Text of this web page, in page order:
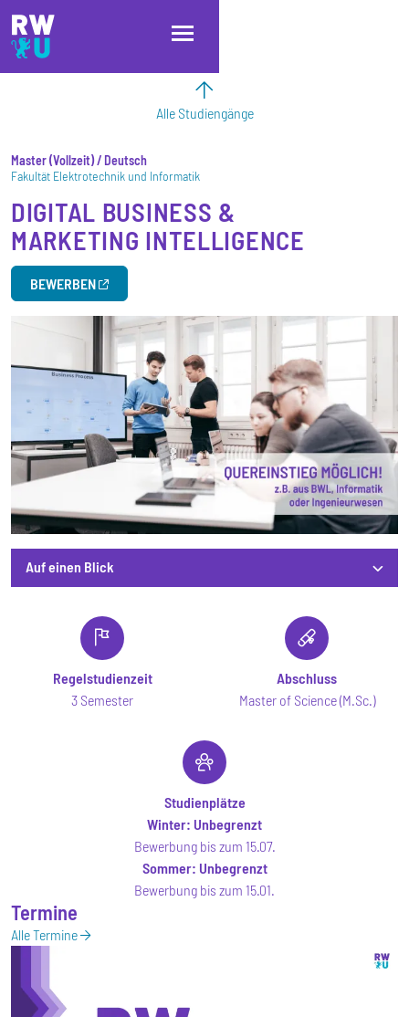
Direkt zum Inhalt
Direkt zur Hauptnavigation
Direkt zum Fußbereich
Alle Studiengänge
Master Vollzeit / Deutsch
Fakultät Elektrotechnik und Informatik
DIGITAL BUSINESS &
MARKETING INTELLIGENCE
BEWERBEN
Auf einen Blick
Regelstudienzeit
3 Semester
Abschluss
Master of Science (M.Sc.)
Studienplätze
Winter: Unbegrenzt
Bewerbung bis zum 15.07.
Sommer: Unbegrenzt
Bewerbung bis zum 15.01.
Termine
Alle Termine